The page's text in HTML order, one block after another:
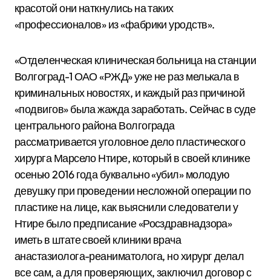
красотой они наткнулись на таких
«профессионалов» из «фабрики уродств».
«Отделенческая клиническая больница на станции
Волгоград-1 ОАО «РЖД» уже не раз мелькала в
криминальных новостях, и каждый раз причиной
«подвигов» была жажда заработать. Сейчас в суде
центрального района Волгограда
рассматривается уголовное дело пластического
хирурга Марсело Нтире, который в своей клинике
осенью 2016 года буквально «убил» молодую
девушку при проведении несложной операции по
пластике на лице, как выяснили следователи у
Нтире было предписание «Росздравнадзора»
иметь в штате своей клиники врача
анастазиолога-реаниматолога, но хирург делал
все сам, а для проверяющих, заключил договор с